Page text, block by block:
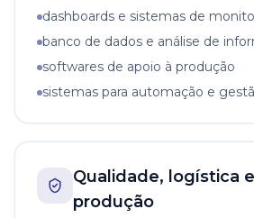
dashboards e sistemas de
banco de dados e análise de
softwares de apoio à produção
sistemas para automação e
Qualidade, logística
produção